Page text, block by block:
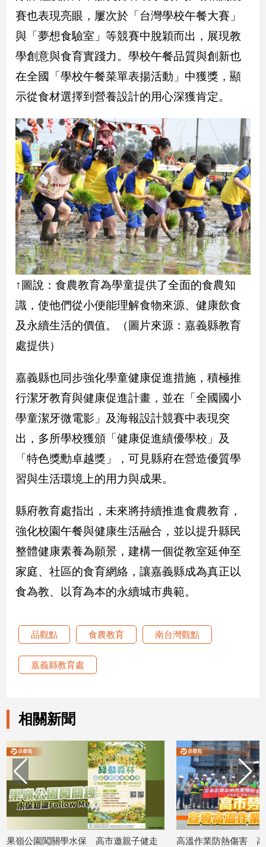
娛
娛
樂
星
流
行/
時
尚
追
星
生
活
建
室
內
設
計
遊/
食
星
座/
命
理
消
費
健
康/
親
感
情
藝
術
文
電
影
科
遊
戲
運
動
寵
物
Pet
賽也表現亮眼，屢次於「台灣學校午餐大賽」
與「夢想食驗室」等競賽中脫穎而出，展現教
學創意與食育實踐力。學校午餐品質與創新也
在全國「學校午餐菜單表揚活動」中獲獎，顯
示從食材選擇到營養設計的用心深獲肯定。
↑圖說：食農教育為學童提供了全面的食農知
識，使他們從小便能理解食物來源、健康飲食
及永續生活的價值。（圖片來源：嘉義縣教育
處提供）
嘉義縣也同步強化學童健康促進措施，積極推
行潔牙教育與健康促進計畫，並在「全國國小
學童潔牙微電影」及海報設計競賽中表現突
出，多所學校獲頒「健康促進績優學校」及
「特色獎勳卓越獎」，可見縣府在營造優質學
習與生活環境上的用力與成果。
縣府教育處指出，未來將持續推進食農教育，
強化校園午餐與健康生活融合，並以提升縣民
整體健康素養為願景，建構一個從教室延伸至
家庭、社區的食育網絡，讓嘉義縣成為真正以
食為教、以育為本的永續城市典範。
品觀點 食農教育 南台灣觀點
嘉義縣教育處
相關新聞
親子健走
高溫作業防熱傷害 高市勞工局推「降
192隊